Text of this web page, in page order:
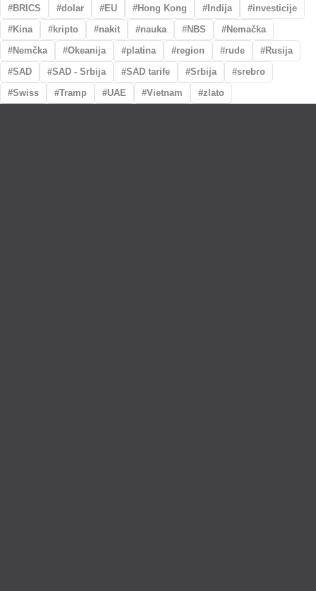
BRICS
dolar EU Hong Kong Indija
investicije
Kina
kripto nakit nauka NBS
Nemačka
Nemčka
Okeanija platina region rude
Rusija
SAD
SAD - Srbija SAD tarife Srbija
srebro
Swiss
Tramp UAE Vietnam zlato